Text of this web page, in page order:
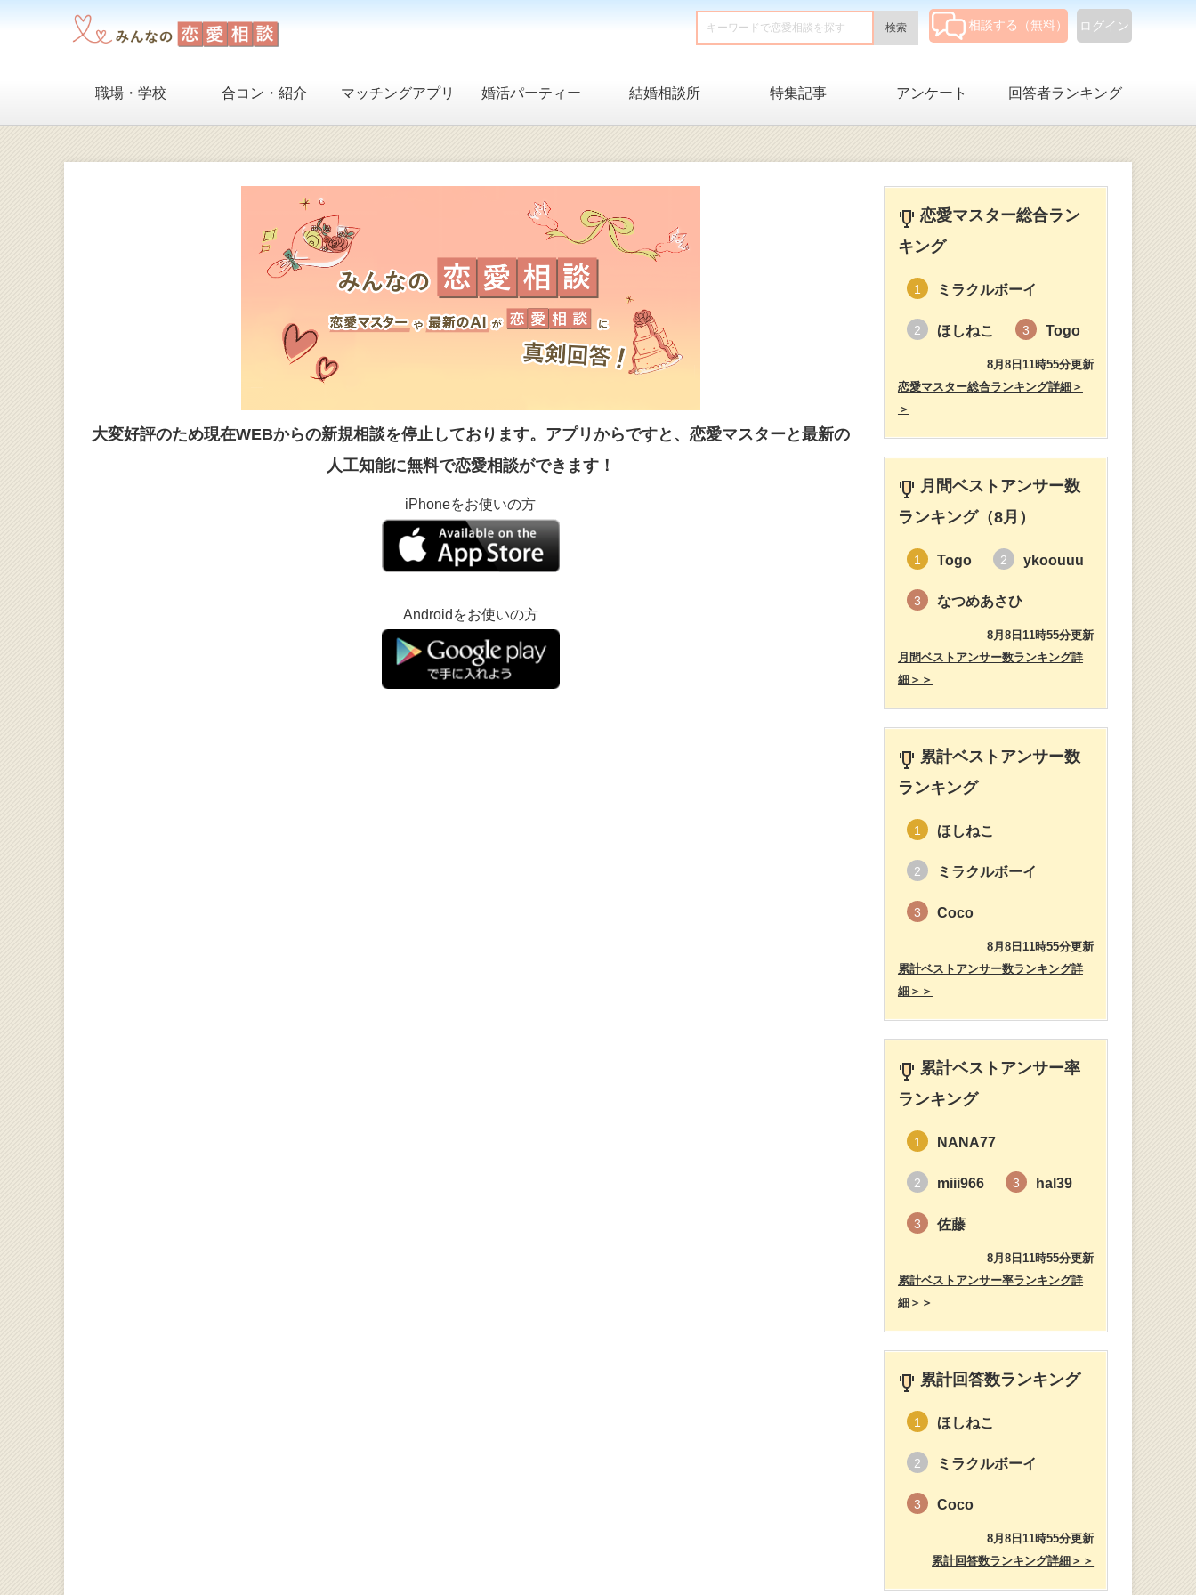
ログイン
相談する（無料）
職場・学校 合コン・紹介 マッチングアプリ 婚活パーティー 結婚相談所 特集記事 アンケート 回答者ランキング
大変好評のため現在WEBからの新規相談を停止しております。アプリからですと、恋愛マスターと最新の
人工知能に無料で恋愛相談ができます！
iPhoneをお使いの方
Androidをお使いの方
恋愛マスター総合ラン
キング
1 ミラクルボーイ
2 ほしねこ 3 Togo
8月8日11時55分更新
恋愛マスター総合ランキング詳細＞
＞
月間ベストアンサー数
ランキング（8月）
1 Togo 2 ykoouuu
3 なつめあさひ
8月8日11時55分更新
月間ベストアンサー数ランキング詳
細＞＞
累計ベストアンサー数
ランキング
1 ほしねこ
2 ミラクルボーイ
3 Coco
8月8日11時55分更新
累計ベストアンサー数ランキング詳
細＞＞
累計ベストアンサー率
ランキング
1 NANA77
2 miii966 3 hal39
3 佐藤
8月8日11時55分更新
累計ベストアンサー率ランキング詳
細＞＞
累計回答数ランキング
1 ほしねこ
2 ミラクルボーイ
3 Coco
8月8日11時55分更新
累計回答数ランキング詳細＞＞